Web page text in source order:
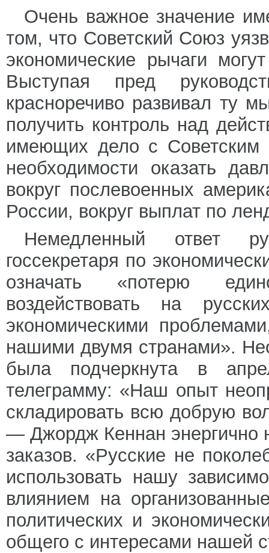
Очень важное значение
том, что Советский Союз
экономические рычаги
Выступая пред
красноречиво развивал ту
получить контроль над
имеющих дело с Советским
необходимости оказать
вокруг послевоенных
России, вокруг выплат по
Немедленный ответ
госсекретаря по
означать «потерю
воздействовать на
экономическими
нашими двумя странами».
была подчеркнута в
телеграмму: «Наш опыт
складировать всю добрую
— Джордж Кеннан энергично
заказов. «Русские не
использовать нашу
влиянием на
политических и
общего с интересами нашей